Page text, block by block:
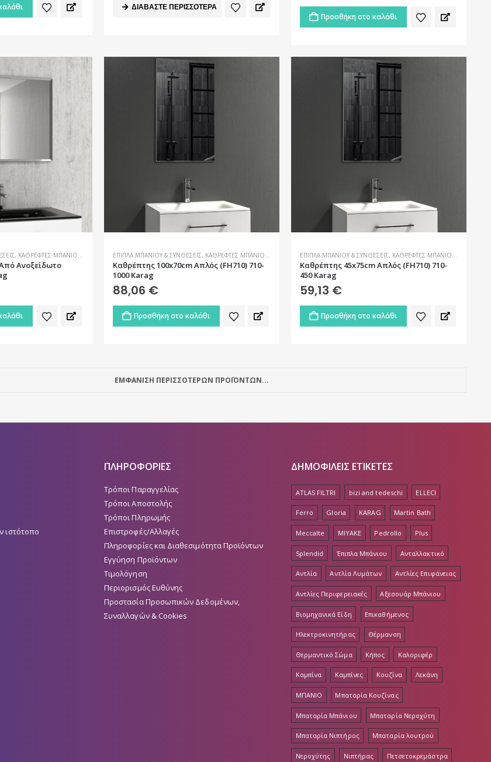
ΔΙΑΒΆΣΤΕ ΠΕΡΙΣΣΌΤΕΡΑ
Προσθήκη στο καλάθι
, ΚΑΘΡΈΦΤΕΣ ΜΠΆΝΙΟΥ
Ανοξείδωτο
ΈΠΙΠΛΑ ΜΠΆΝΙΟΥ & ΣΥΝΘΈΣΕΙΣ, ΚΑΘΡΈΦΤΕΣ ΜΠΆΝΙΟΥ
Καθρέπτης 100x70cm Απλός (FH710) 710-
1000 Karag
88,06 €
Προσθήκη στο καλάθι
ΈΠΙΠΛΑ ΜΠΆΝΙΟΥ & ΣΥΝΘΈΣΕΙΣ, ΚΑΘΡΈΦΤΕΣ ΜΠΆΝΙΟΥ
Καθρέπτης 45x75cm Απλός (FH710) 710-
450 Karag
59,13 €
Προσθήκη στο καλάθι
ΕΜΦΑΝΙΣΗ ΠΕΡΙΣΣΟΤΕΡΩΝ ΠΡΟΪΟΝΤΩΝ...
ιστότοπο
ΠΛΗΡΟΦΟΡΙΕΣ
Τρόποι Παραγγελίας
Τρόποι Αποστολής
Τρόποι Πληρωμής
Επιστροφές/Αλλαγές
Πληροφορίες και Διαθεσιμότητα Προϊόντων
Εγγύηση Προϊόντων
Τιμολόγηση
Περιορισμός Ευθύνης
Προστασία Προσωπικών Δεδομένων,
Συναλλαγών & Cookies
ΔΗΜΟΦΙΛΕΙΣ ΕΤΙΚΕΤΕΣ
ATLAS FILTRI bizi and tedeschi ELLECI
Ferro Gloria KARAG Martin Bath
Meccalte MIYAKE Pedrollo Plus
Splendid Έπιπλα Μπάνιου Ανταλλακτικό
Αντλία Αντλία Λυμάτων Αντλίες Επιφάνειας
Αντλίες Περιφερειακές Αξεσουάρ Μπάνιου
Βιομηχανικά Είδη Επικαθήμενος
Ηλεκτροκινητήρας Θέρμανση
Θερμαντικό Σώμα Κήπος Καλοριφέρ
Καμπίνα Καμπίνες Κουζίνα Λεκάνη
ΜΠΑΝΙΟ Μπαταρία Κουζίνας
Μπαταρία Μπάνιου Μπαταρία Νεροχύτη
Μπαταρία Νιπτήρος Μπαταρία λουτρού
Νεροχύτης Νιπτήρας Πετσετοκρεμάστρα